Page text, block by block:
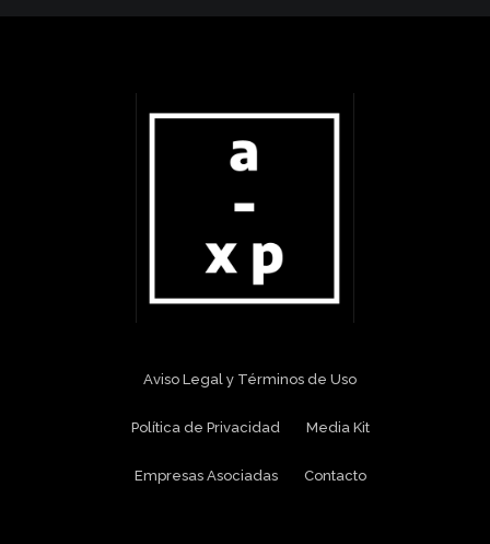
Aviso Legal y Términos de Uso
Política de Privacidad Media Kit
Empresas Asociadas Contacto